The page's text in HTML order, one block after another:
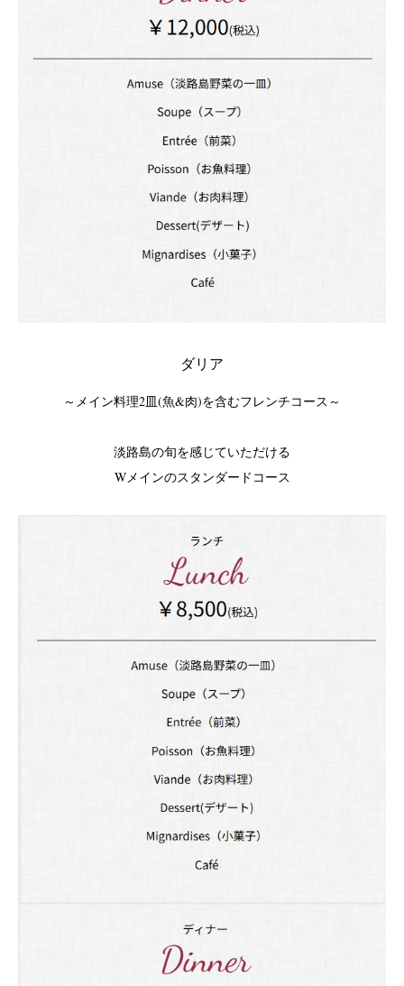
ダリア
～メイン料理2皿(魚&肉)を含むフレンチコース～
淡路島の旬を感じていただける
Wメインのスタンダードコース